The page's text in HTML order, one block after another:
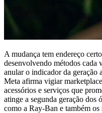
A mudança tem endereço
desenvolvendo métodos cada
anular o indicador da geração
Meta afirma vigiar
acessórios e serviços que
atinge a segunda geração dos
como a Ray-Ban e também os